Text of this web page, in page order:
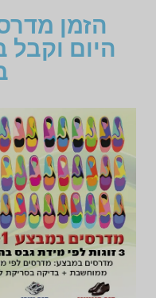
הזמן
היום